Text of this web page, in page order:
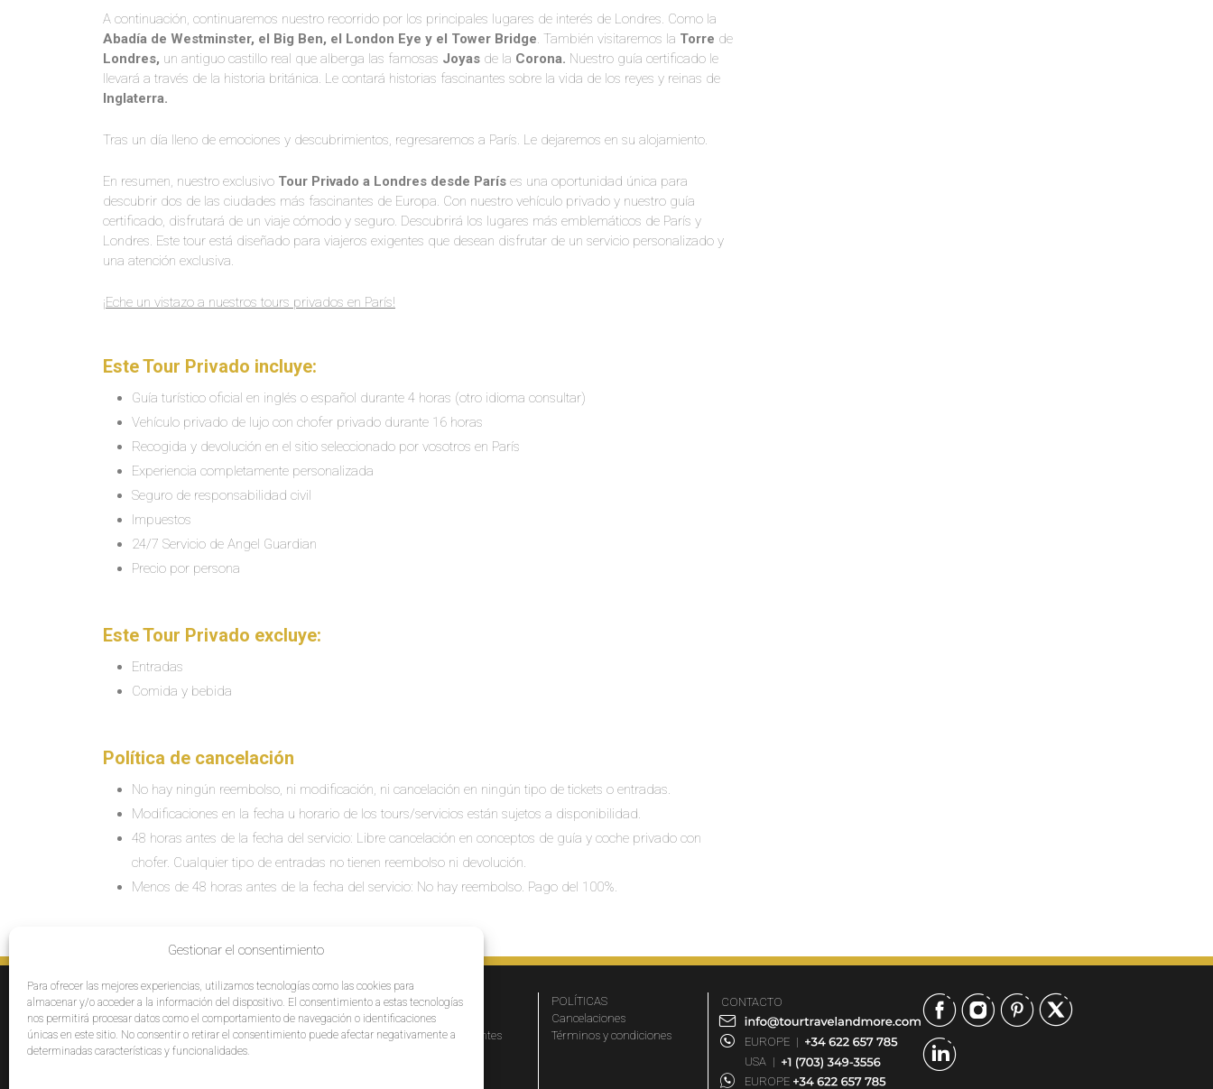
Gestionar el consentimiento
Para ofrecer las mejores experiencias, utilizamos tecnologías como las cookies para
almacenar y/o acceder a la información del dispositivo. El consentimiento a estas tecnologías
nos permitirá procesar datos como el comportamiento de navegación o identificaciones
únicas en este sitio. No consentir o retirar el consentimiento puede afectar negativamente a
determinadas características y funcionalidades.
A continuación, continuaremos nuestro recorrido por los principales lugares de interés de Londres. Como la
Abadía de Westminster, el Big Ben, el London Eye y el Tower Bridge. También visitaremos la Torre de
Londres, un antiguo castillo real que alberga las famosas Joyas de la Corona. Nuestro guía certificado le
llevará a través de la historia británica. Le contará historias fascinantes sobre la vida de los reyes y reinas de
Inglaterra.
Tras un día lleno de emociones y descubrimientos, regresaremos a París. Le dejaremos en su alojamiento.
En resumen, nuestro exclusivo Tour Privado a Londres desde París es una oportunidad única para
descubrir dos de las ciudades más fascinantes de Europa. Con nuestro vehículo privado y nuestro guía
certificado, disfrutará de un viaje cómodo y seguro. Descubrirá los lugares más emblemáticos de París y
Londres. Este tour está diseñado para viajeros exigentes que desean disfrutar de un servicio personalizado y
una atención exclusiva.
¡Eche un vistazo a nuestros tours privados en París!
Este Tour Privado incluye:
Guía turístico oficial en inglés o español durante 4 horas (otro idioma consultar)
Vehículo privado de lujo con chofer privado durante 16 horas
Recogida y devolución en el sitio seleccionado por vosotros en París
Experiencia completamente personalizada
Seguro de responsabilidad civil
Impuestos
24/7 Servicio de Angel Guardian
Precio por persona
Este Tour Privado excluye:
Entradas
Comida y bebida
Política de cancelación
No hay ningún reembolso, ni modificación, ni cancelación en ningún tipo de tickets o entradas.
Modificaciones en la fecha u horario de los tours/servicios están sujetos a disponibilidad.
48 horas antes de la fecha del servicio: Libre cancelación en conceptos de guía y coche privado con
chofer. Cualquier tipo de entradas no tienen reembolso ni devolución.
Menos de 48 horas antes de la fecha del servicio: No hay reembolso. Pago del 100%.
SERVICIOS
Destinos
Cruceros
EMPRESA
Por qué elegirnos
Preguntas frecuentes
POLÍTICAS
Cancelaciones
Términos y condiciones
CONTACTO
EUROPE |
USA |
EUROPE